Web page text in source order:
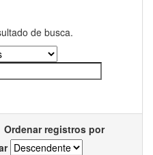
de busca.
Ordenar registros por